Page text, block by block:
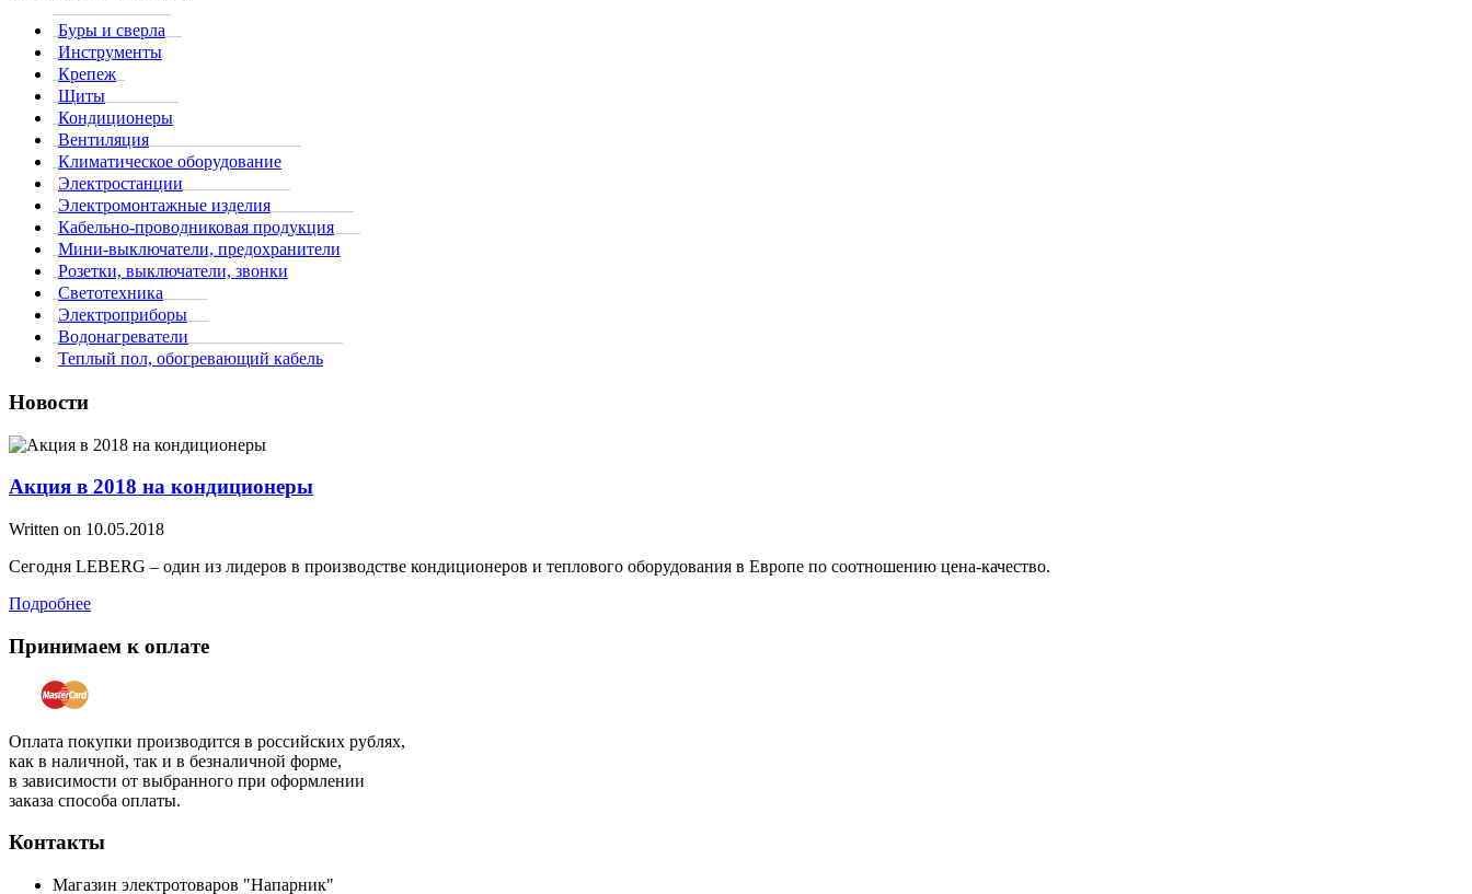
Буры и сверла
Инструменты
Крепеж
Щиты
Кондиционеры
Вентиляция
Климатическое оборудование
Электростанции
Электромонтажные изделия
Кабельно-проводниковая продукция
Мини-выключатели, предохранители
Розетки, выключатели, звонки
Светотехника
Электроприборы
Водонагреватели
Теплый пол, обогревающий кабель
Новости
Акция в 2018 на кондиционеры
Written on 10.05.2018
Сегодня LEBERG – один из лидеров в производстве кондиционеров и теплового оборудования в Европе по соотношению цена-качество.
Подробнее
Принимаем к оплате
Оплата покупки производится в российских рублях,
как в наличной, так и в безналичной форме,
в зависимости от выбранного при оформлении
заказа способа оплаты.
Контакты
Магазин электротоваров "Напарник"